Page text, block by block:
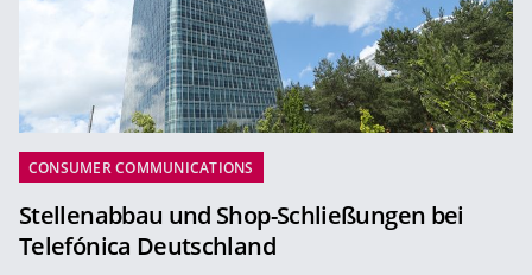
CONSUMER COMMUNICATIONS
Stellenabbau und Shop-Schließungen bei
Telefónica Deutschland